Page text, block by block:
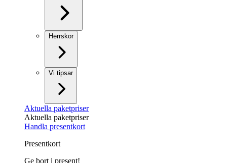
Herrskor
Vi tipsar
Aktuella paketpriser
Aktuella paketpriser
Handla presentkort
Presentkort
Ge bort i present!